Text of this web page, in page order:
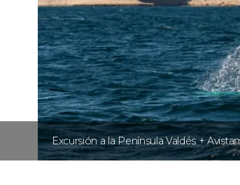
Excursión a la Península Valdés +